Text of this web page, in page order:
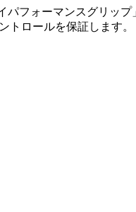
パフォーマンスグリッ
トロールを保証します。